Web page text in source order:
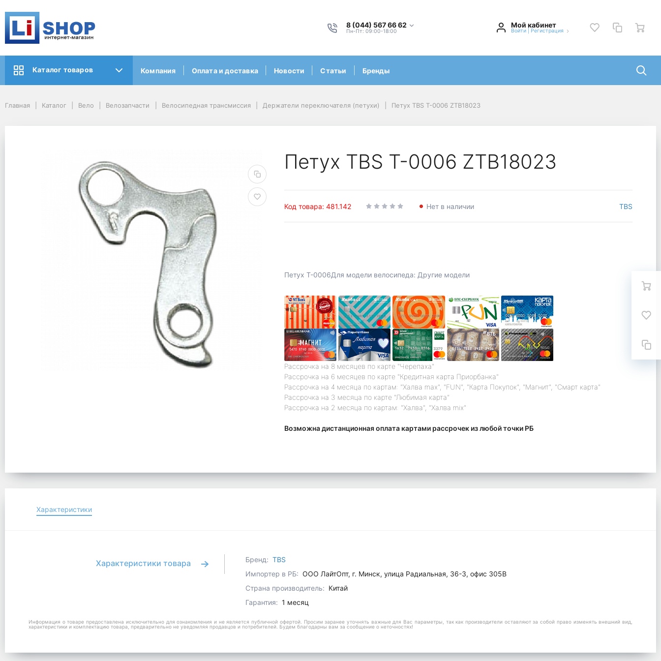
8 (044) 567 66 62
Пн-Пт: 09:00-18:00
Мой кабинет
Войти Регистрация
Каталог товаров Компания Оплата и доставка Новости Статьи Бренды
Главная Каталог Вело Велозапчасти Велосипедная трансмиссия Держатели переключателя (петухи) Петух TBS T-0006 ZTB18023
Петух TBS T-0006 ZTB18023
Код товара: 481.142 Нет в наличии TBS
Петух T-0006Для модели велосипеда: Другие модели
Рассрочка на 8 месяцев по карте "Черепаха"
Рассрочка на 6 месяцев по карте "Кредитная карта Приорбанка"
Рассрочка на 4 месяца по картам: "Халва max", "FUN", "Карта Покупок", "Магнит", "Смарт карта"
Рассрочка на 3 месяца по карте "Любимая карта"
Рассрочка на 2 месяца по картам: "Халва", "Халва mix"
Возможна дистанционная оплата картами рассрочек из любой точки РБ
Характеристики
Характеристики товара Бренд: TBS
Импортер в РБ: ООО ЛайтОпт, г. Минск, улица Радиальная, 36-3, офис 305В
Страна производитель: Китай
Гарантия: 1 месяц
Информация о товаре предоставлена исключительно для ознакомления и не является публичной офертой. Просим заранее уточнять важные для Вас параметры, так как производители оставляют за собой право изменять внешний вид,
характеристики и комплектацию товара, предварительно не уведомляя продавцов и потребителей. Будем благодарны вам за сообщение о неточностях!